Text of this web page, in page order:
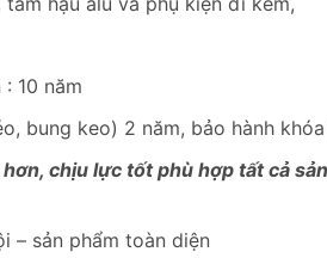
10 năm
bung keo) 2 năm, bảo hành
chịu lực tốt phù hợp tất cả
– sản phẩm toàn diện